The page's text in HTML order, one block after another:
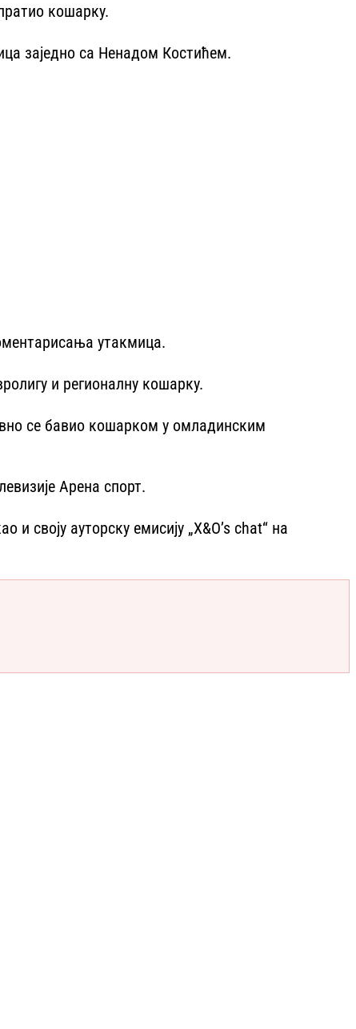
кошарку.
заједно са Ненадом Костићем.
утакмица.
и регионалну кошарку.
се бавио кошарком у омладинским
Арена спорт.
своју ауторску емисију „X&O’s chat“ на